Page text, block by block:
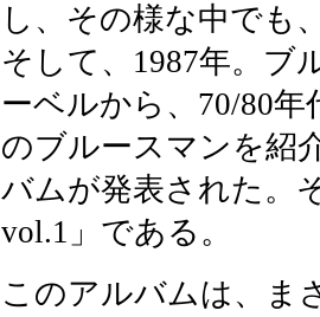
し、その様な中でも
そして、1987年。ブ
ーベルから、70/80
のブルースマンを紹
バムが発表された。
vol.1」である。
このアルバムは、ま